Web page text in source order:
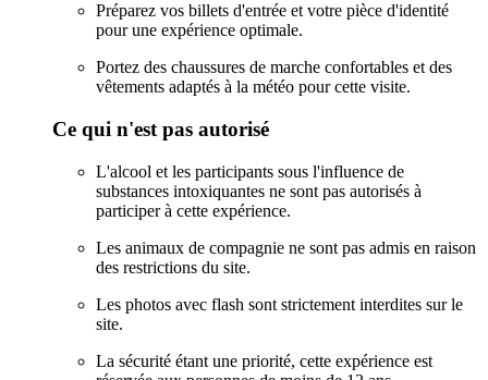
Préparez vos billets d'entrée et votre pièce d'identité
pour une expérience optimale.
Portez des chaussures de marche confortables et des
vêtements adaptés à la météo pour cette visite.
Ce qui n'est pas autorisé
L'alcool et les participants sous l'influence de
substances intoxiquantes ne sont pas autorisés à
participer à cette expérience.
Les animaux de compagnie ne sont pas admis en raison
des restrictions du site.
Les photos avec flash sont strictement interdites sur le
site.
La sécurité étant une priorité, cette expérience est